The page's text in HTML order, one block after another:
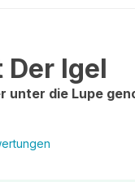
Igel
unter die Lupe